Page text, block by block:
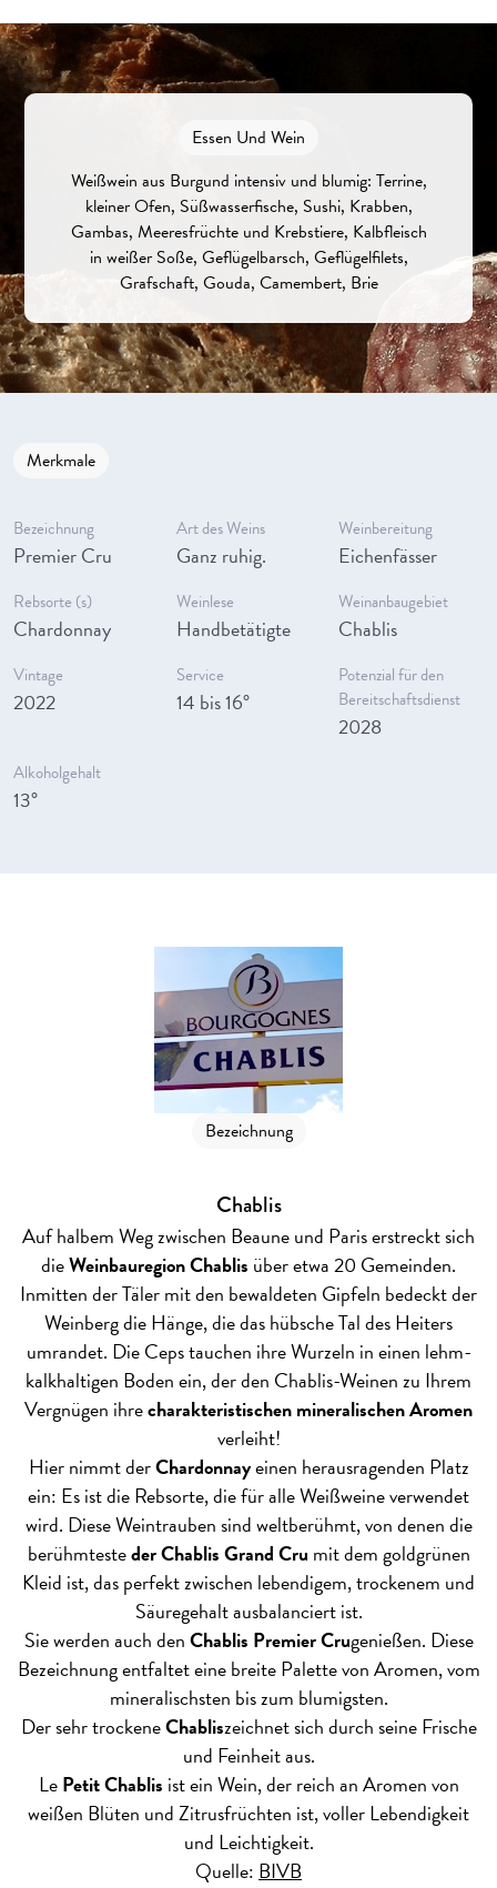
Essen Und Wein
Weißwein aus Burgund intensiv und blumig: Terrine,
kleiner Ofen, Süßwasserfische, Sushi, Krabben,
Gambas, Meeresfrüchte und Krebstiere, Kalbfleisch
in weißer Soße, Geflügelbarsch, Geflügelfilets,
Grafschaft, Gouda, Camembert, Brie
Merkmale
Bezeichnung
Premier Cru
Art des Weins
Ganz ruhig.
Weinbereitung
Eichenfässer
Rebsorte (s)
Chardonnay
Weinlese
Handbetätigte
Weinanbaugebiet
Chablis
Vintage
2022
Service
14 bis 16°
Potenzial für den
Bereitschaftsdienst
2028
Alkoholgehalt
13°
Bezeichnung
Chablis
Auf halbem Weg zwischen Beaune und Paris erstreckt sich
dieWeinbauregion Chablis über etwa 20 Gemeinden.
Inmitten der Täler mit den bewaldeten Gipfeln bedeckt der
Weinberg die Hänge, die das hübsche Tal des Heiters
umrandet. Die Ceps tauchen ihre Wurzeln in einen lehm-
kalkhaltigen Boden ein, der den Chablis-Weinen zu Ihrem
Vergnügen ihrecharakteristischen mineralischen Aromen
verleiht!
Hier nimmt derChardonnayeinen herausragenden Platz
ein: Es ist die Rebsorte, die für alle Weißweine verwendet
wird. Diese Weintrauben sind weltberühmt, von denen die
berühmtesteder Chablis Grand Cru mit dem goldgrünen
Kleid ist, das perfekt zwischen lebendigem, trockenem und
Säuregehalt ausbalanciert ist.
Sie werden auch denChablis Premier Crugenießen. Diese
Bezeichnung entfaltet eine breite Palette von Aromen, vom
mineralischsten bis zum blumigsten.
Der sehr trockeneChabliszeichnet sich durch seine Frische
und Feinheit aus.
LePetit Chablis ist ein Wein, der reich an Aromen von
weißen Blüten und Zitrusfrüchten ist, voller Lebendigkeit
und Leichtigkeit.
Quelle: BIVB